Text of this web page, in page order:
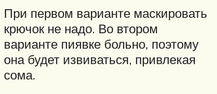
При первом варианте маскировать
крючок не надо. Во втором
варианте пиявке больно, поэтому
она будет извиваться, привлекая
сома.